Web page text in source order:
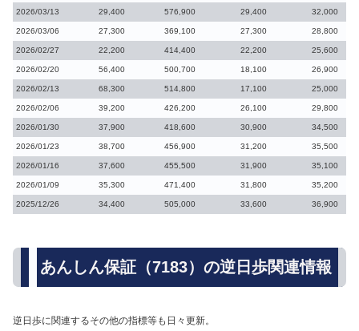
2026/03/13 29,400 576,900 29,400 32,000
2026/03/06 27,300 369,100 27,300 28,800
2026/02/27 22,200 414,400 22,200 25,600
2026/02/20 56,400 500,700 18,100 26,900
2026/02/13 68,300 514,800 17,100 25,000
2026/02/06 39,200 426,200 26,100 29,800
2026/01/30 37,900 418,600 30,900 34,500
2026/01/23 38,700 456,900 31,200 35,500
2026/01/16 37,600 455,500 31,900 35,100
2026/01/09 35,300 471,400 31,800 35,200
2025/12/26 34,400 505,000 33,600 36,900
あんしん保証（7183）の逆日歩関連情報
逆日歩に関連するその他の指標等も日々更新。